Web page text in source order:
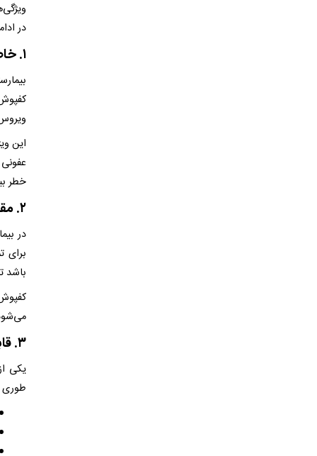
در
۱. خاصیت آنتی ‌باکتریال (ضد میکروب)
خطر
۲. مقاومت در برابر مواد شیمیایی و ضدعفونی‌ کننده‌ها
در
برای
باشد
۳. قابلیت شستشوی آسان و نگهداری ساده
یکی
طوری